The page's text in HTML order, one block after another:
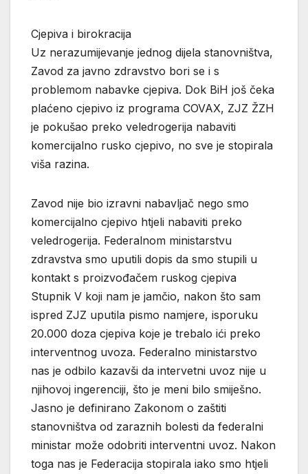
Cjepiva i birokracija
Uz nerazumijevanje jednog dijela stanovništva,
Zavod za javno zdravstvo bori se i s
problemom nabavke cjepiva. Dok BiH još čeka
plaćeno cjepivo iz programa COVAX, ZJZ ŽZH
je pokušao preko veledrogerija nabaviti
komercijalno rusko cjepivo, no sve je stopirala
viša razina.
Zavod nije bio izravni nabavljač nego smo
komercijalno cjepivo htjeli nabaviti preko
veledrogerija. Federalnom ministarstvu
zdravstva smo uputili dopis da smo stupili u
kontakt s proizvođačem ruskog cjepiva
Stupnik V koji nam je jamčio, nakon što sam
ispred ZJZ uputila pismo namjere, isporuku
20.000 doza cjepiva koje je trebalo ići preko
interventnog uvoza. Federalno ministarstvo
nas je odbilo kazavši da intervetni uvoz nije u
njihovoj ingerenciji, što je meni bilo smiješno.
Jasno je definirano Zakonom o zaštiti
stanovništva od zaraznih bolesti da federalni
ministar može odobriti interventni uvoz. Nakon
toga nas je Federacija stopirala iako smo htjeli